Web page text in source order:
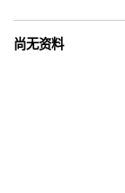
尚无资料